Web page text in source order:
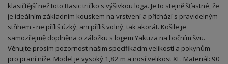
klasičtější než toto Basic tričko s výšivkou loga. Je to stejně šťastné, že
je ideálním základním kouskem na vrstvení a přichází s pravidelným
střihem - ne příliš úzký, ani příliš volný, tak akorát. Košile je
samozřejmě doplněna o záložku s logem Yakuza na bočním švu.
Věnujte prosím pozornost našim specifikacím velikostí a pokynům
pro praní níže. Model je vysoký 1,82 m a nosí velikost XL. Materiál: 90